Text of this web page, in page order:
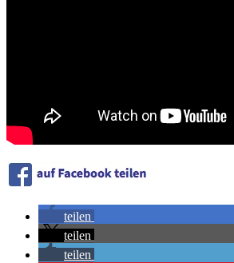
teilen
teilen
teilen